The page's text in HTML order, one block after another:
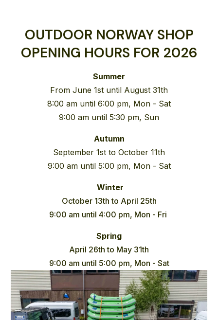
OUTDOOR NORWAY SHOP
OPENING HOURS FOR 2026
Summer
From June 1st until August 31th
8:00 am until 6:00 pm, Mon - Sat
9:00 am until 5:30 pm, Sun
Autumn
September 1st to October 11th
9:00 am until 5:00 pm, Mon - Sat
Winter
October 13th to April 25th
9:00 am until 4:00 pm, Mon - Fri
Spring
April 26th to May 31th
9:00 am until 5:00 pm, Mon - Sat